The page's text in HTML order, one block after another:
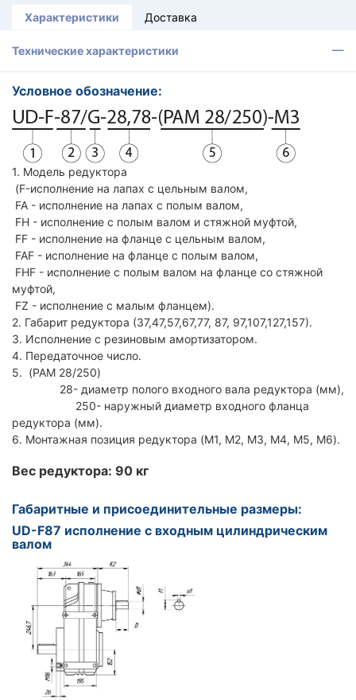
Характеристики Доставка
Технические характеристики
Условное обозначение:
1. Модель редуктора
(F-исполнение на лапах с цельным валом,
FA - исполнение на лапах с полым валом,
FH - исполнение с полым валом и стяжной муфтой,
FF - исполнение на фланце с цельным валом,
FAF - исполнение на фланце с полым валом,
FHF - исполнение с полым валом на фланце со стяжной
муфтой,
FZ - исполнение с малым фланцем).
2. Габарит редуктора (37,47,57,67,77, 87, 97,107,127,157).
3. Исполнение с резиновым амортизатором.
4. Передаточное число.
5. (PAM 28/250)
28- диаметр полого входного вала редуктора (мм),
250- наружный диаметр входного фланца
редуктора (мм).
6. Монтажная позиция редуктора (M1, M2, M3, M4, M5, M6).
Вес редуктора: 90 кг
Габаритные и присоединительные размеры:
UD-F87 исполнение с входным цилиндрическим
валом